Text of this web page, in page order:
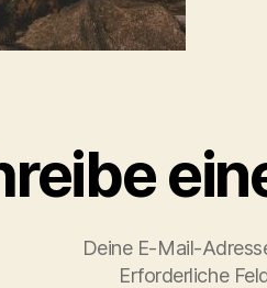
Deine E-Mail-
Erforderliche